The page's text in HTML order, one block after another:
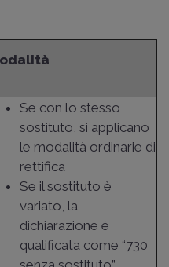
Se con lo stesso
sostituto, si applicano
le modalità ordinarie di
rettifica
Se il sostituto è
variato, la
dichiarazione è
qualificata come “730